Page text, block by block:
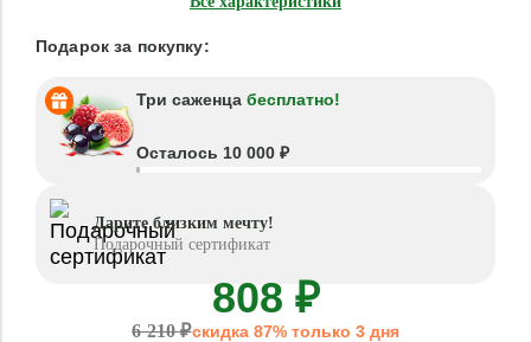
Подарок за покупку:
Три саженца бесплатно!
Осталось 10 000 ₽
Дарите близким мечту!
Подарочный сертификат
808 ₽
6 210 ₽скидка 87% только 3 дня